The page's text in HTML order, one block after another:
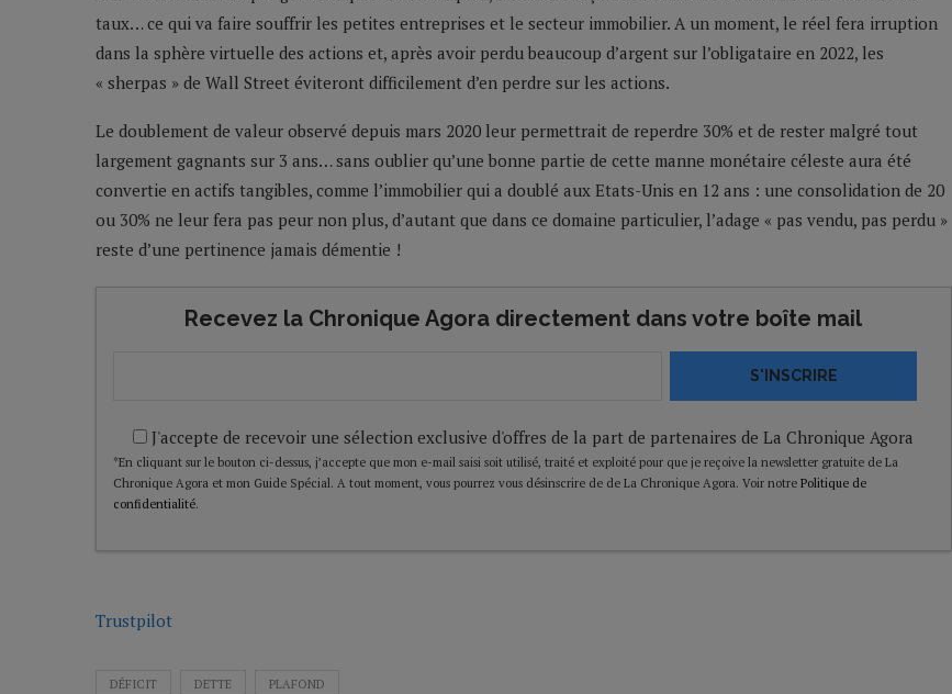
taux… ce qui va faire souffrir les petites entreprises et le secteur immobilier. A un moment, le réel fera irruption
dans la sphère virtuelle des actions et, après avoir perdu beaucoup d’argent sur l’obligataire en 2022, les
« sherpas » de Wall Street éviteront difficilement d’en perdre sur les actions.
Le doublement de valeur observé depuis mars 2020 leur permettrait de reperdre 30% et de rester malgré tout
largement gagnants sur 3 ans… sans oublier qu’une bonne partie de cette manne monétaire céleste aura été
convertie en actifs tangibles, comme l’immobilier qui a doublé aux Etats-Unis en 12 ans : une consolidation de 20
ou 30% ne leur fera pas peur non plus, d’autant que dans ce domaine particulier, l’adage « pas vendu, pas perdu »
reste d’une pertinence jamais démentie !
Recevez la Chronique Agora directement dans votre boîte mail
S'INSCRIRE
J'accepte de recevoir une sélection exclusive d'offres de la part de partenaires de La Chronique Agora
*En cliquant sur le bouton ci-dessus, j’accepte que mon e-mail saisi soit utilisé, traité et exploité pour que je reçoive la newsletter gratuite de La
Chronique Agora et mon Guide Spécial. A tout moment, vous pourrez vous désinscrire de de La Chronique Agora. Voir notre Politique de
confidentialité.
Trustpilot
DÉFICIT DETTE PLAFOND